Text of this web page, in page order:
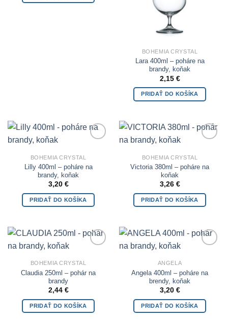
BOHEMIA CRYSTAL
Lara 400ml – poháre na
brandy, koňak
2,15 €
PRIDAŤ DO KOŠÍKA
BOHEMIA CRYSTAL
Lilly 400ml – poháre na
brandy, koňak
3,20 €
PRIDAŤ DO KOŠÍKA
BOHEMIA CRYSTAL
Victoria 380ml – poháre na
koňak
3,26 €
PRIDAŤ DO KOŠÍKA
BOHEMIA CRYSTAL
Claudia 250ml – pohár na
brandy
2,44 €
PRIDAŤ DO KOŠÍKA
ANGELA
Angela 400ml – poháre na
brendy, koňak
3,20 €
PRIDAŤ DO KOŠÍKA